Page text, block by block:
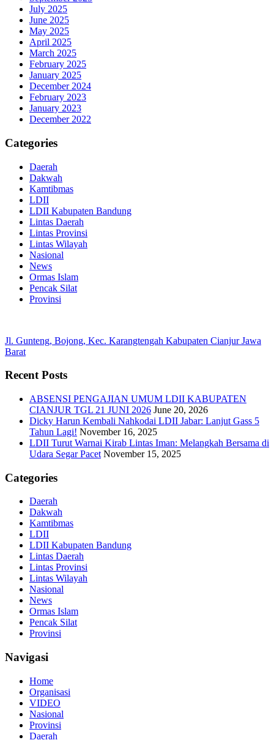
July 2025
June 2025
May 2025
April 2025
March 2025
February 2025
January 2025
December 2024
February 2023
January 2023
December 2022
Categories
Daerah
Dakwah
Kamtibmas
LDII
LDII Kabupaten Bandung
Lintas Daerah
Lintas Provinsi
Lintas Wilayah
Nasional
News
Ormas Islam
Pencak Silat
Provinsi
Jl. Gunteng, Bojong, Kec. Karangtengah Kabupaten Cianjur Jawa
Barat
Recent Posts
ABSENSI PENGAJIAN UMUM LDII KABUPATEN
CIANJUR TGL 21 JUNI 2026 June 20, 2026
Dicky Harun Kembali Nahkodai LDII Jabar: Lanjut Gass 5
Tahun Lagi! November 16, 2025
LDII Turut Warnai Kirab Lintas Iman: Melangkah Bersama di
Udara Segar Pacet November 15, 2025
Categories
Daerah
Dakwah
Kamtibmas
LDII
LDII Kabupaten Bandung
Lintas Daerah
Lintas Provinsi
Lintas Wilayah
Nasional
News
Ormas Islam
Pencak Silat
Provinsi
Navigasi
Home
Organisasi
VIDEO
Nasional
Provinsi
Daerah